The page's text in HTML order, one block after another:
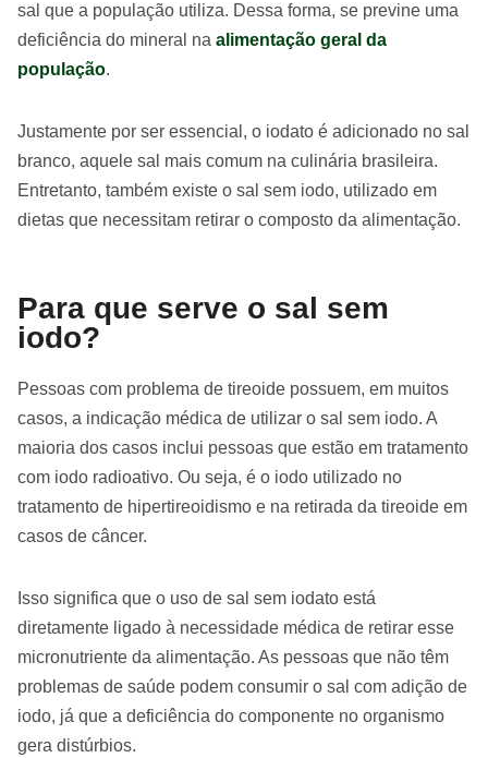
sal que a população utiliza. Dessa forma, se previne uma
deficiência do mineral na alimentação geral da
população.
Justamente por ser essencial, o iodato é adicionado no sal
branco, aquele sal mais comum na culinária brasileira.
Entretanto, também existe o sal sem iodo, utilizado em
dietas que necessitam retirar o composto da alimentação.
Para que serve o sal sem
iodo?
Pessoas com problema de tireoide possuem, em muitos
casos, a indicação médica de utilizar o sal sem iodo. A
maioria dos casos inclui pessoas que estão em tratamento
com iodo radioativo. Ou seja, é o iodo utilizado no
tratamento de hipertireoidismo e na retirada da tireoide em
casos de câncer.
Isso significa que o uso de sal sem iodato está
diretamente ligado à necessidade médica de retirar esse
micronutriente da alimentação. As pessoas que não têm
problemas de saúde podem consumir o sal com adição de
iodo, já que a deficiência do componente no organismo
gera distúrbios.